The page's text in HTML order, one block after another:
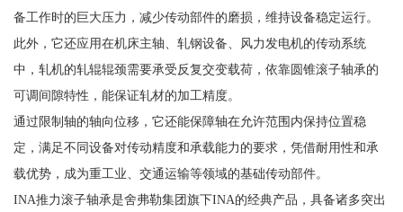
备工作时的巨大压力，减少传动部件的磨损，维持设备稳定运行。
此外，它还应用在机床主轴、轧钢设备、风力发电机的传动系统
中，轧机的轧辊辊颈需要承受反复交变载荷，依靠圆锥滚子轴承的
可调间隙特性，能保证轧材的加工精度。
通过限制轴的轴向位移，它还能保障轴在允许范围内保持位置稳
定，满足不同设备对传动精度和承载能力的要求，凭借耐用性和承
载优势，成为重工业、交通运输等领域的基础传动部件。
INA推力滚子轴承是舍弗勒集团旗下INA的经典产品，具备诸多突出